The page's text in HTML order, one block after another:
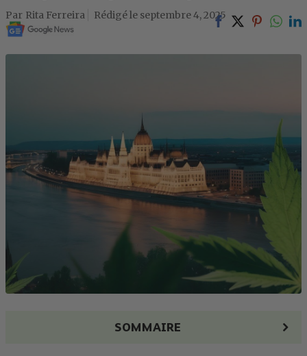
Rita Ferreira septembre 4, 2025
SOMMAIRE